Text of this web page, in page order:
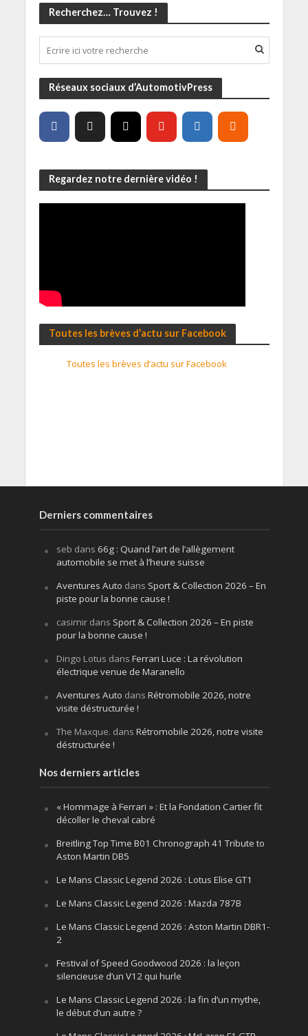
Recherchez… Trouvez !
Réseaux sociaux d’AutomotivPress
Regardez notre dernière vidéo !
Toutes les brèves d’actu sur Facebook
Toutes les brèves d’actu sur Facebook
Derniers commentaires
seb dans 66g : Quand l’art de l’allègement
automobile se met à l’heure suisse
Aventures Auto dans Sport & Collection 2026 – En
piste pour la bonne cause !
casimirdans Sport & Collection 2026 – En piste
pour la bonne cause !
Dingo Lotus dans Ferrari Luce : La révolution
électrique venue de Maranello
Aventures Auto dans Rétromobile 2026, notre
visite déstructurée !
The Maxque. dans Rétromobile 2026, notre visite
déstructurée !
Nos derniers articles
« Hommage à Ferrari » : Et la Fondation Cartier fit
décoller le cheval cabré
Breitling Top Time B01 Chronograph 41 Tribute to
Aston Martin DB5
Le Mans Classic Legend 2026 : Lotus Elise GT1
Le Mans Classic Legend 2026 : Mazda 787B
Le Mans Classic Legend 2026 : Aston Martin DBR1-
2
Festival of Speed Goodwood 2026 : la leçon
silencieuse d’un V12 qui hurle
Le Mans Classic Legend 2026 : la fin d’un mythe,
le début d’un autre ?